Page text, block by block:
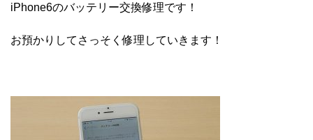
iPhone6のバッテリー交換修理です！
お預かりしてさっそく修理していきます！